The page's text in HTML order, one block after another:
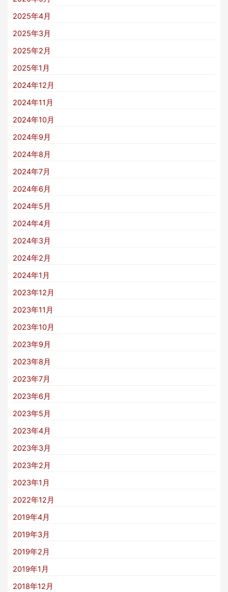
2025年4月
2025年3月
2025年2月
2025年1月
2024年12月
2024年11月
2024年10月
2024年9月
2024年8月
2024年7月
2024年6月
2024年5月
2024年4月
2024年3月
2024年2月
2024年1月
2023年12月
2023年11月
2023年10月
2023年9月
2023年8月
2023年7月
2023年6月
2023年5月
2023年4月
2023年3月
2023年2月
2023年1月
2022年12月
2019年4月
2019年3月
2019年2月
2019年1月
2018年12月